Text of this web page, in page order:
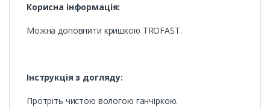
Корисна інформація:
Можна доповнити кришкою TROFAST.
Інструкція з догляду:
Протріть чистою вологою ганчіркою.